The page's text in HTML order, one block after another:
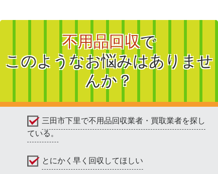
不用品回収で
このようなお悩みはありませ
んか？
三田市下里で不用品回収業者・買取業者を探し
ている。
とにかく早く回収してほしい